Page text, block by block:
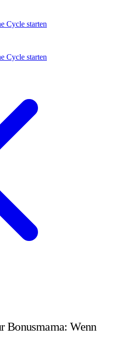
Cycle starten
Cycle starten
Bonusmama: Wenn